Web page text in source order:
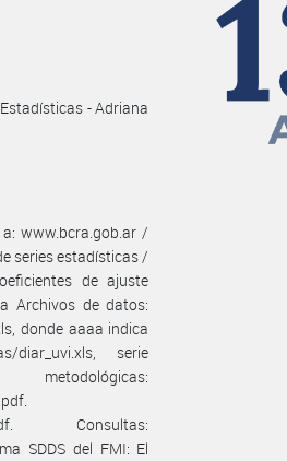
- Adriana
www.bcra.gob.ar /
series estadísticas /
de ajuste
Archivos de datos:
donde aaaa indica
diar_uvi.xls, serie
Consultas:
SDDS del FMI: El